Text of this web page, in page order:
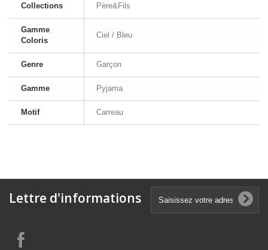
Collections Père&Fils
Gamme
Coloris
Ciel / Bleu
Genre Garçon
Gamme Pyjama
Motif Carreau
Lettre d'informations